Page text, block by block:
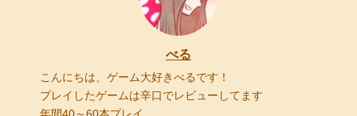
べる
こんにちは、ゲーム大好きべるです！
プレイしたゲームは辛口でレビューしてます
年間40～60本プレイ